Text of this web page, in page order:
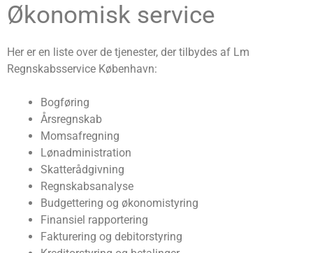
Økonomisk service
Her er en liste over de tjenester, der tilbydes af Lm
Regnskabsservice København:
Bogføring
Årsregnskab
Momsafregning
Lønadministration
Skatterådgivning
Regnskabsanalyse
Budgettering og økonomistyring
Finansiel rapportering
Fakturering og debitorstyring